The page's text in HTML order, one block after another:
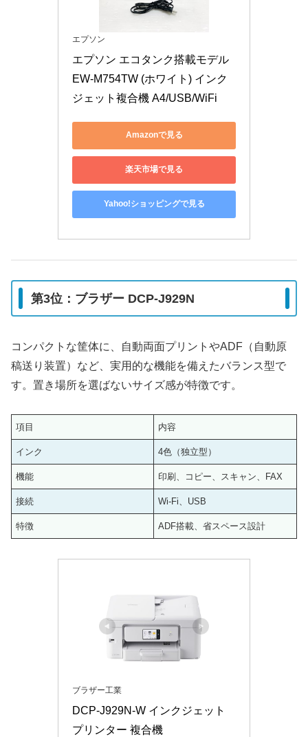
エプソン
エプソン エコタンク搭載モデル
EW-M754TW (ホワイト) インク
ジェット複合機 A4/USB/WiFi
Amazonで見る
楽天市場で見る
Yahoo!ショッピングで見る
第3位：ブラザー DCP-J929N
コンパクトな筐体に、自動両面プリントやADF（自動原
稿送り装置）など、実用的な機能を備えたバランス型で
す。置き場所を選ばないサイズ感が特徴です。
項目 内容
インク 4色（独立型）
機能 印刷、コピー、スキャン、FAX
接続 Wi-Fi、USB
特徴 ADF搭載、省スペース設計
ブラザー工業
DCP-J929N-W インクジェット
プリンター 複合機